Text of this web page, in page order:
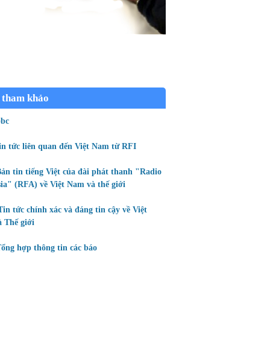
tham khảo
tức liên quan đến Việt Nam từ RFI
tin tiếng Việt của đài phát thanh "Radio
(RFA) về Việt Nam và thế giới
tức chính xác và đáng tin cậy về Việt
Thế giới
hợp thông tin các báo